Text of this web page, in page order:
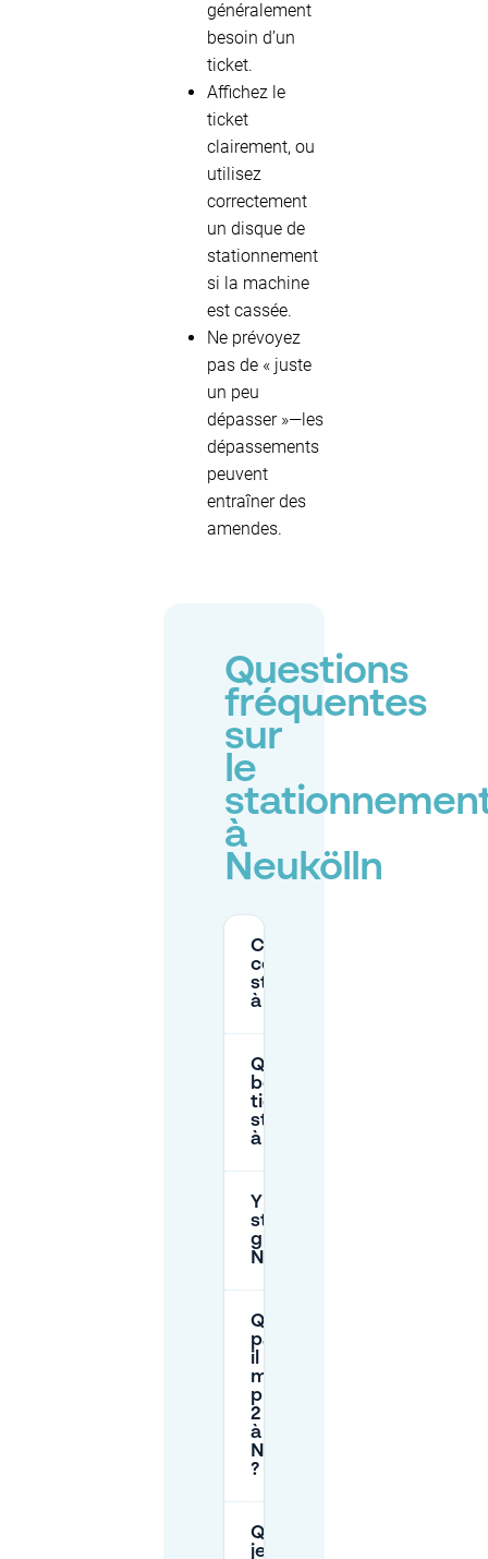
généralement
besoin d’un
ticket.
Affichez le
ticket
clairement, ou
utilisez
correctement
un disque de
stationnement
si la machine
est cassée.
Ne prévoyez
pas de « juste
un peu
dépasser »—les
dépassements
peuvent
entraîner des
amendes.
Questions
fréquentes
sur
le
à
Neukölln
Combien
coûte le
stationnement
à Neukölln ?
Quand ai-je
besoin d’un
ticket de
stationnement
à Neukölln ?
Y a-t-il un
stationnement
gratuit à
Neukölln ?
Que se
passe-t-
il si je
me gare
plus de
2 heures
à
Neukölln
?
Que dois-
je faire si